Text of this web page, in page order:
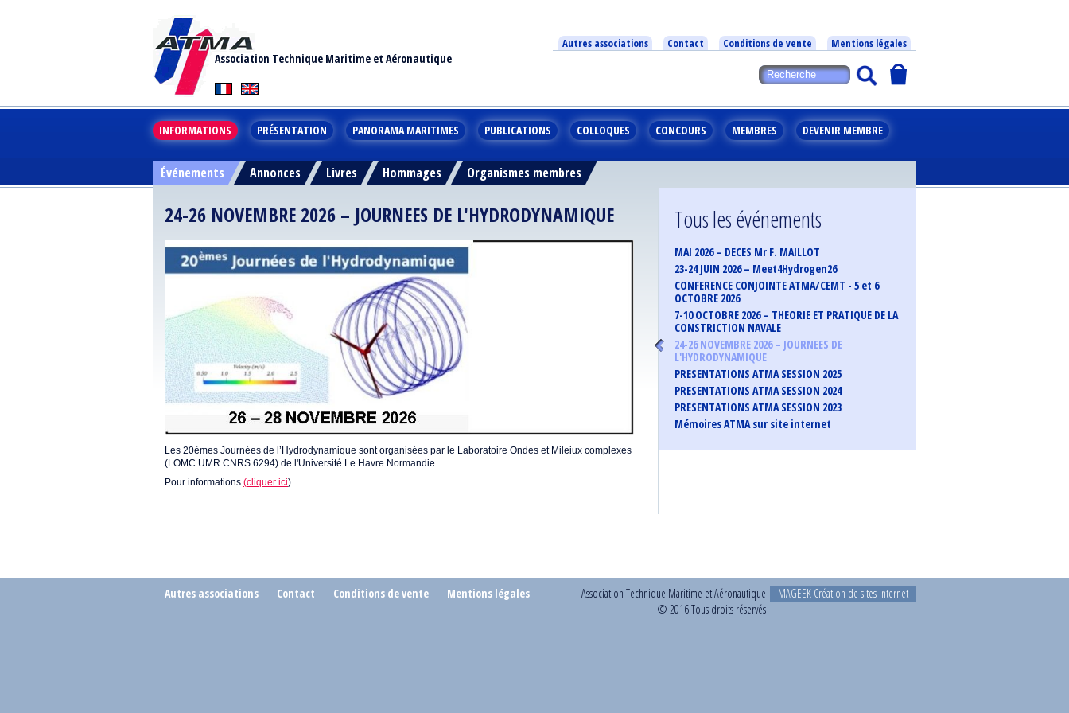
Association Technique Maritime et Aéronautique
Autres associations Contact Conditions de vente Mentions légales
INFORMATIONS PRÉSENTATION PANORAMA MARITIMES PUBLICATIONS COLLOQUES CONCOURS MEMBRES DEVENIR MEMBRE
Événements Annonces Livres Hommages Organismes membres
24-26 NOVEMBRE 2026 – JOURNEES DE L'HYDRODYNAMIQUE
Les 20èmes Journées de l’Hydrodynamique sont organisées par le Laboratoire Ondes et Mileiux complexes
(LOMC UMR CNRS 6294) de l'Université Le Havre Normandie.
Pour informations (cliquer ici)
Tous les événements
MAI 2026 – DECES Mr F. MAILLOT
23-24 JUIN 2026 – Meet4Hydrogen26
CONFERENCE CONJOINTE ATMA/CEMT - 5 et 6
OCTOBRE 2026
7-10 OCTOBRE 2026 – THEORIE ET PRATIQUE DE LA
CONSTRICTION NAVALE
24-26 NOVEMBRE 2026 – JOURNEES DE
L'HYDRODYNAMIQUE
PRESENTATIONS ATMA SESSION 2025
PRESENTATIONS ATMA SESSION 2024
PRESENTATIONS ATMA SESSION 2023
Mémoires ATMA sur site internet
Autres associations Contact Conditions de vente Mentions légales
Association Technique Maritime et Aéronautique
© 2016 Tous droits réservés
MAGEEK Création de sites internet